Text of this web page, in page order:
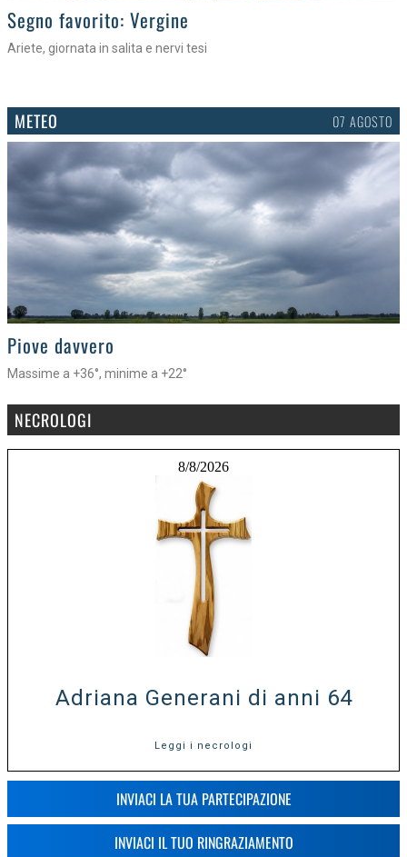
>
Segno favorito: Vergine
Ariete, giornata in salita e nervi tesi
METEO 07 AGOSTO
>
Piove davvero
Massime a +36°, minime a +22°
NECROLOGI
8/8/2026
Adriana Generani di anni 64
Leggi i necrologi
INVIACI LA TUA PARTECIPAZIONE
INVIACI IL TUO RINGRAZIAMENTO